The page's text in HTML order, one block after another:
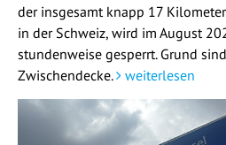
der insgesamt knapp 17
in der Schweiz, wird im August
stundenweise gesperrt. Grund
Zwischendecke.
weiterlesen